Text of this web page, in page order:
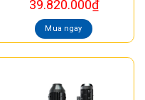
39.820.000₫
Mua ngay